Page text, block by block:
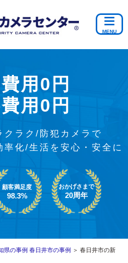
用0円
用0円
クラク/防犯カメラで
率化/生活を安心・安全に
顧客満足度
98.3%
おかげさまで
20周年
県の事例 春日井市の事例 ＞ 春日井市の新